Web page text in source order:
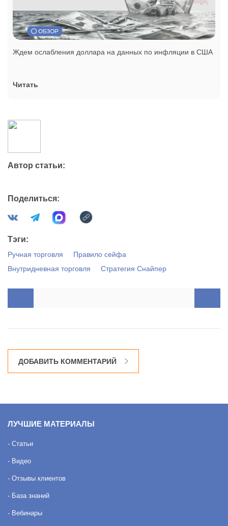
Ждем ослабления доллара на данных по инфляции в США
Читать
Автор статьи:
Поделиться:
Тэги:
Ручная торговля
Правило сейфа
Внутридневная торговля
Стратегия Снайпер
ДОБАВИТЬ КОММЕНТАРИЙ
ЛУЧШИЕ МАТЕРИАЛЫ
- Статьи
- Видео
- Отзывы клиентов
- База знаний
- Вебинары